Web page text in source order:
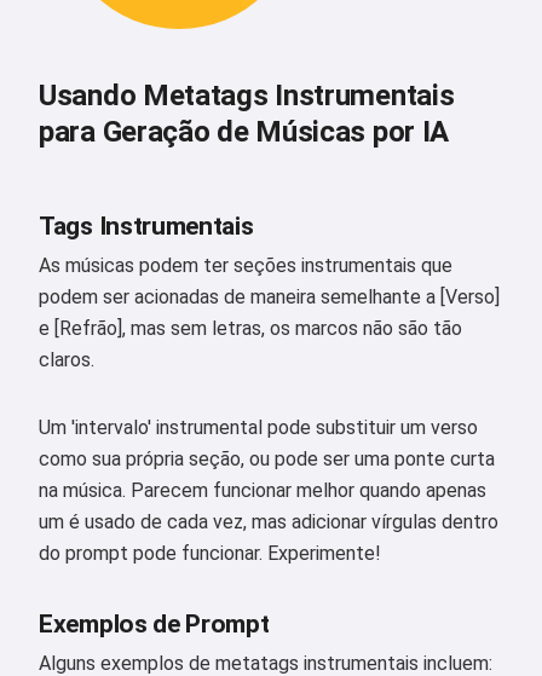
Usando Metatags Instrumentais
para Geração de Músicas por IA
Tags Instrumentais
As músicas podem ter seções instrumentais que
podem ser acionadas de maneira semelhante a [Verso]
e [Refrão], mas sem letras, os marcos não são tão
claros.
Um 'intervalo' instrumental pode substituir um verso
como sua própria seção, ou pode ser uma ponte curta
na música. Parecem funcionar melhor quando apenas
um é usado de cada vez, mas adicionar vírgulas dentro
do prompt pode funcionar. Experimente!
Exemplos de Prompt
Alguns exemplos de metatags instrumentais incluem: